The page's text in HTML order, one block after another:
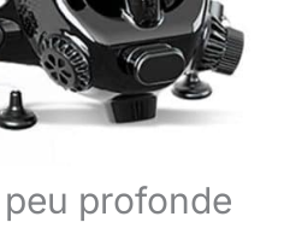
profonde